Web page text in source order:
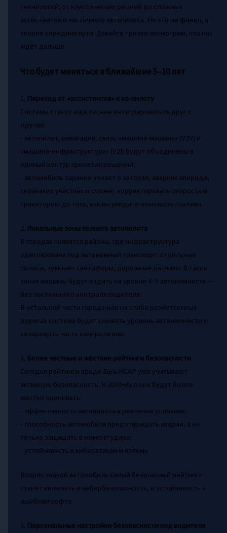
технологий: от классических ремней до сложных
ассистентов и частичного автопилота. Но это не финал, а
скорее середина пути. Давайте трезво посмотрим, что нас
ждёт дальше.
Что будет меняться в ближайшие 5–10 лет
1. Переход от «ассистентов» к ко-пилоту
Системы станут ещё теснее интегрироваться друг с
другом:
- автопилот, навигация, связь «машина‑машина» (V2V) и
«машина‑инфраструктура» (V2I) будут объединены в
единый контур принятия решений;
- автомобиль заранее узнает о заторах, авариях впереди,
скользких участках и сможет корректировать скорость и
траекторию до того, как вы увидите опасность глазами.
2. Локальные зоны полного автопилота
В городах появятся районы, где инфраструктура
адаптирована под автономный транспорт: отдельные
полосы, «умные» светофоры, дорожные датчики. В таких
зонах машины будут ездить на уровне 4–5 автономности —
без постоянного контроля водителя.
В остальной части города или на слабо разметленных
дорогах система будет снижать уровень автономности и
возвращать часть контроля вам.
3. Более честные и жёсткие рейтинги безопасности
Сегодня рейтинги вроде Euro NCAP уже учитывают
активную безопасность. К 2030‑му в них будут более
жёстко оценивать:
- эффективность автопилота в реальных условиях;
- способность автомобиля предотвращать аварии, а не
только защищать в момент удара;
- устойчивость к кибератакам и взлому.
Вопрос «какой автомобиль самый безопасный рейтинг»
станет включать и кибербезопасность, и устойчивость к
ошибкам софта.
4. Персональные настройки безопасности под водителя